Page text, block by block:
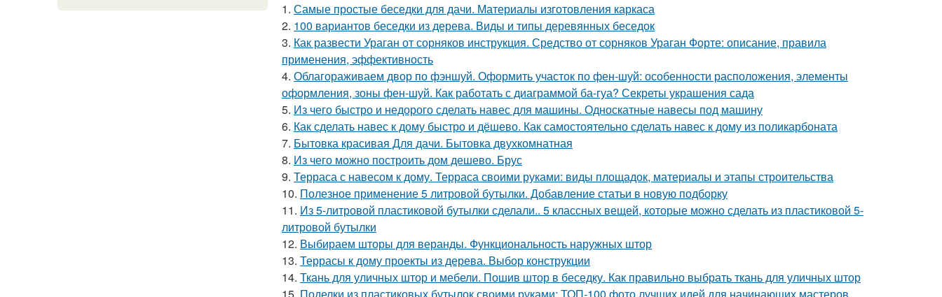
1. Самые простые беседки для дачи. Материалы изготовления каркаса
2. 100 вариантов беседки из дерева. Виды и типы деревянных беседок
3. Как развести Ураган от сорняков инструкция. Средство от сорняков Ураган Форте: описание, правила
применения, эффективность
4. Облагораживаем двор по фэншуй. Оформить участок по фен-шуй: особенности расположения, элементы
оформления, зоны фен-шуй. Как работать с диаграммой ба-гуа? Секреты украшения сада
5. Из чего быстро и недорого сделать навес для машины. Односкатные навесы под машину
6. Как сделать навес к дому быстро и дёшево. Как самостоятельно сделать навес к дому из поликарбоната
7. Бытовка красивая Для дачи. Бытовка двухкомнатная
8. Из чего можно построить дом дешево. Брус
9. Терраса с навесом к дому. Терраса своими руками: виды площадок, материалы и этапы строительства
10. Полезное применение 5 литровой бутылки. Добавление статьи в новую подборку
11. Из 5-литровой пластиковой бутылки сделали.. 5 классных вещей, которые можно сделать из пластиковой 5-
литровой бутылки
12. Выбираем шторы для веранды. Функциональность наружных штор
13. Террасы к дому проекты из дерева. Выбор конструкции
14. Ткань для уличных штор и мебели. Пошив штор в беседку. Как правильно выбрать ткань для уличных штор